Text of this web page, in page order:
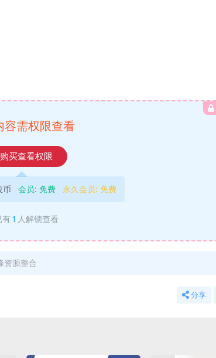
容需权限查看
购买查看权限
币 会员: 免费 永久会员: 免费
有 1 人解锁查看
资源整合
分享